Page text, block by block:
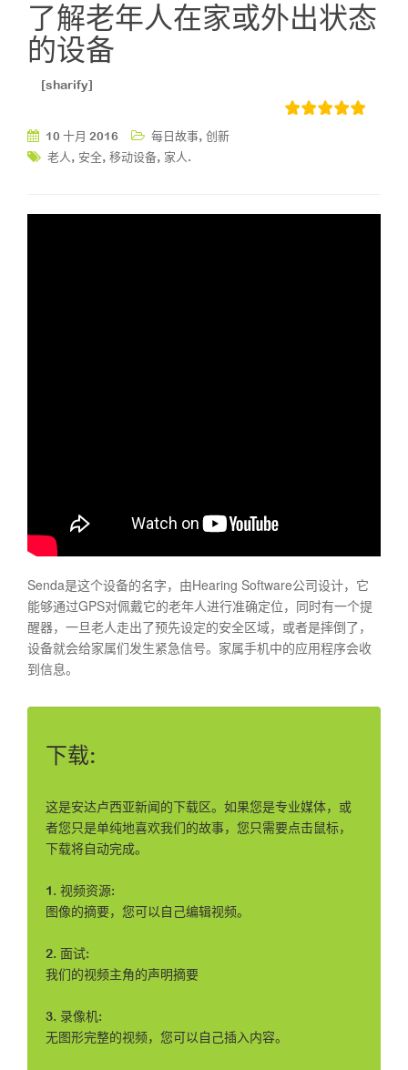
了解老年人在家或外出状态
的设备
[sharify]
10 十月 2016 每日故事, 创新
老人, 安全, 移动设备, 家人.
Senda是这个设备的名字，由Hearing Software公司设计，它
能够通过GPS对佩戴它的老年人进行准确定位，同时有一个提
醒器，一旦老人走出了预先设定的安全区域，或者是摔倒了，
设备就会给家属们发生紧急信号。家属手机中的应用程序会收
到信息。
下载:
这是安达卢西亚新闻的下载区。如果您是专业媒体，或
者您只是单纯地喜欢我们的故事，您只需要点击鼠标，
下载将自动完成。
1. 视频资源:
图像的摘要，您可以自己编辑视频。
2. 面试:
我们的视频主角的声明摘要
3. 录像机:
无图形完整的视频，您可以自己插入内容。